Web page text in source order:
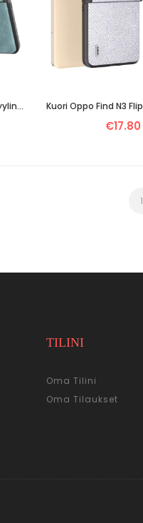
Kuori Oppo Find N3 Flip Retro-Nahkatyylinen Abeel Suojakuori
€17.80
1
TILINI
Oma Tilini
Oma Tilaukset